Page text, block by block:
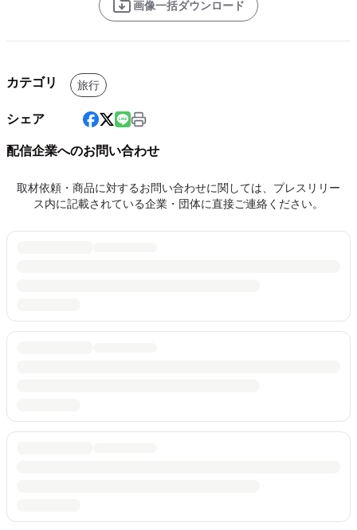
画像一括ダウンロード
カテゴリ 旅行
シェア
配信企業へのお問い合わせ
取材依頼・商品に対するお問い合わせに関しては、プレスリリー
ス内に記載されている企業・団体に直接ご連絡ください。